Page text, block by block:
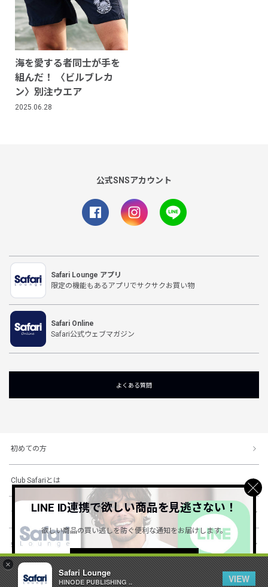
×
Safari Lounge
HINODE PUBLISHING ..
VIEW
海を愛する者同士が手を
組んだ！ 〈ビルブレカ
ン〉別注ウエア
2025.06.28
公式SNSアカウント
Safari Lounge アプリ
限定の機能もあるアプリでサクサクお買い物
Safari Online
Safari公式ウェブマガジン
よくある質問
初めての方
Club Safariとは
ショッピングガイド
会社概要・規約
© 1996-2026 HINODE PUBLISHING co., ltd. All Rights Reserved.
LINE ID連携で欲しい商品を見逃さない！
欲しい商品の買い逃しを防ぐ便利な通知をお届けします。
詳しくはこちら ＞